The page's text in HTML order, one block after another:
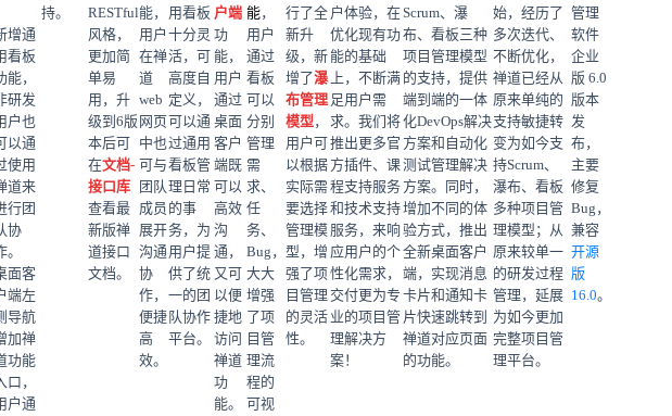
管理
软件
企业
版 6.0
版本
发
布，
主要
修复
Bug，
兼容
开源
版
16.0。
始，经历了
多次迭代、
不断优化，
禅道已经从
原来单纯的
支持敏捷转
变为如今支
持Scrum、
瀑布、看板
多种项目管
理模型；从
原来较单一
的研发过程
管理，延展
为如今更加
完整项目管
理平台。
Scrum、瀑
布、看板三种
项目管理模型
的支持，提供
端到端的一体
化DevOps解决
方案和自动化
测试管理解决
方案。同时，
增加不同的体
验方式，推出
全新桌面客户
端，实现消息
卡片和通知卡
片快速跳转到
禅道对应页面
的功能。
户体验，在
优化现有功
能的基础
上，不断满
足用户需
求。我们将
推出更多官
方插件、课
程支持服务
和技术支持
服务，来响
应用户的个
性化需求，
交付更为专
业的项目管
理解决方
案！
行了全
新升
级，新
增了瀑
布管理
模型，
用户可
以根据
实际需
要选择
管理模
型，增
强了项
目管理
的灵活
性。
能，
用户
通过
看板
可以
分别
管理
需
求、
任
务、
Bug，
大大
增强
了项
目管
理流
程的
可视
户端
功
能，
用户
通过
桌面
客户
端既
可以
高效
沟
通，
又可
以便
捷地
访问
禅道
功
能。
用看板
十分灵
活，可
高度自
定义，
可以通
过通用
看板管
理日常
的事
务，为
用户提
供了统
一的团
队协作
平台。
能，
用户
在禅
道
web
网页
中也
可与
团队
成员
展开
沟通
协
作，
便捷
高
效。
RESTful
风格，
更加简
单易
用，升
级到6版
本后可
在文档-
接口库
查看最
新版禅
道接口
文档。
持。
增通
看板
能，
研发
户也
以通
使用
道来
行团
协
。
面客
端左
导航
加禅
功能
口，
户通